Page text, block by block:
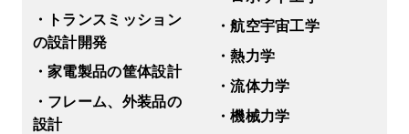
・トランスミッション
の設計開発
・家電製品の筐体設計
・フレーム、外装品の
設計
・航空宇宙工学
・熱力学
・流体力学
・機械力学